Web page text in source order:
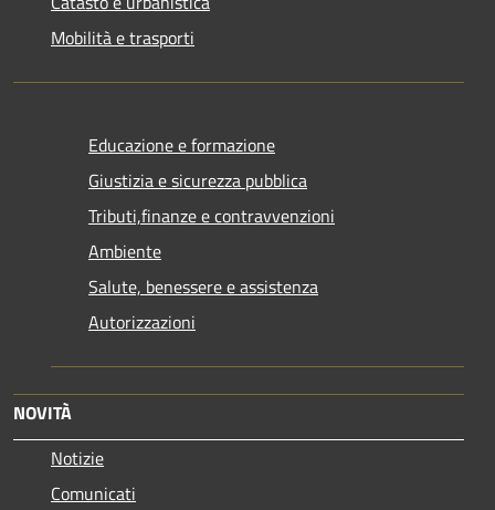
Mobilità e trasporti
Educazione e formazione
Giustizia e sicurezza pubblica
Tributi,finanze e contravvenzioni
Ambiente
Salute, benessere e assistenza
Autorizzazioni
NOVITÀ
Notizie
Comunicati